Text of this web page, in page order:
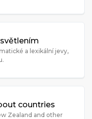
a lexikální jevy,
countries
Zealand and other